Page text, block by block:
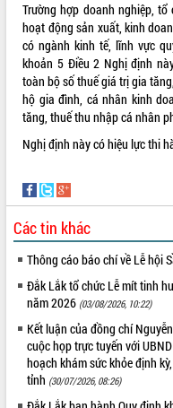
Trường hợp doanh nghiệp,
hoạt động sản xuất, kinh
có ngành kinh tế, lĩnh vực
khoản 5 Điều 2 Nghị định
toàn bộ số thuế giá trị gia
hộ gia đình, cá nhân kinh
tăng, thuế thu nhập cá nhân
Nghị định này có hiệu lực thi
Các tin khác
Thông cáo báo chí về Lễ hội
Đắk Lắk tổ chức Lễ mít tinh
năm 2026 (03/08/2026, 10:22)
Kết luận của đồng chí
cuộc họp trực tuyến với
hoạch khám sức khỏe định
tỉnh (30/07/2026, 08:26)